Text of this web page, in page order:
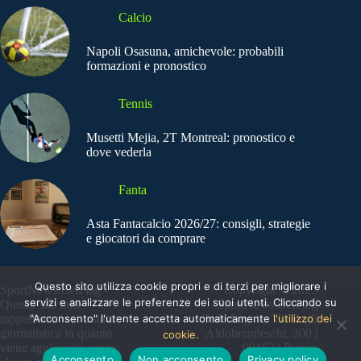
Calcio
Napoli Osasuna, amichevole: probabili
formazioni e pronostico
Tennis
Musetti Mejia, 2T Montreal: pronostico e
dove vederla
Fanta
Asta Fantacalcio 2026/27: consigli, strategie
e giocatori da comprare
SportNews.BetFlag -
Questo sito non
rappresenta una testata
giornalistica in quanto
viene aggiornato senza
Copyright © 2025
SportNews BetFlag
Sede Legale: Via degli
Aldobrandeschi, 300 |
00163 | Roma
Questo sito utilizza cookie propri e di terzi per migliorare i
servizi e analizzare le preferenze dei suoi utenti. Cliccando su
"Acconsento" l'utente accetta automaticamente l'utilizzo dei
cookie.